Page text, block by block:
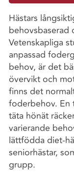
Hästars
behovsbaserad
Vetenskapliga
anpassad
behov, är det
övervikt och
finns det
foderbehov.
täta hönät
varierande
lättfödda diet-
seniorhästar,
grupp.